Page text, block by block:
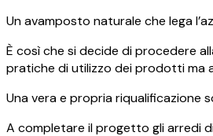
Un avamposto naturale che lega
È così che si decide di procedere
pratiche di utilizzo dei prodotti ma
Una vera e propria riqualificazione
A completare il progetto gli arredi